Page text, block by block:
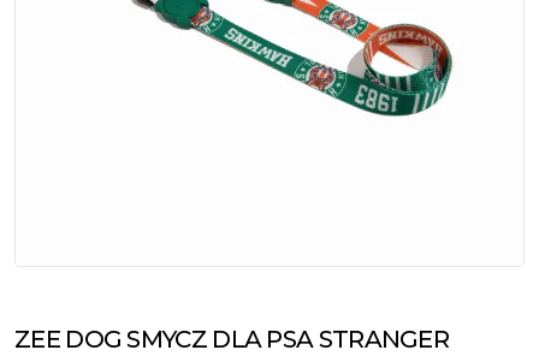
ZEE DOG SMYCZ DLA PSA STRANGER